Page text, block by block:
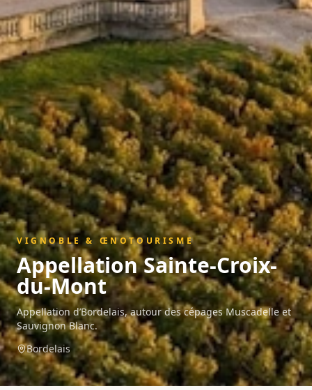
VIGNOBLE & ŒNOTOURISME
AppellationSainte-Croix-
du-Mont
Appellation d’Bordelais, autour des cépages Muscadelle et
Sauvignon Blanc.
Bordelais